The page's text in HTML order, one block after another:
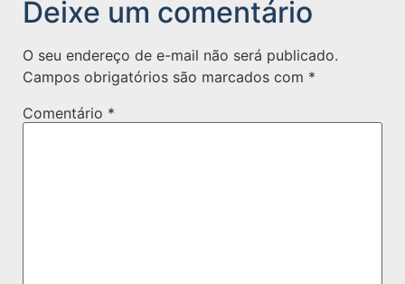
Deixe um comentário
O seu endereço de e-mail não será publicado.
Campos obrigatórios são marcados com *
Comentário *